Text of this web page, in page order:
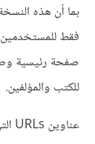
فقط
صفحة رئيسية
للكتب والمؤلفين.
عناوين URLs التي سنحتاجها لصفحاتنا، هي: